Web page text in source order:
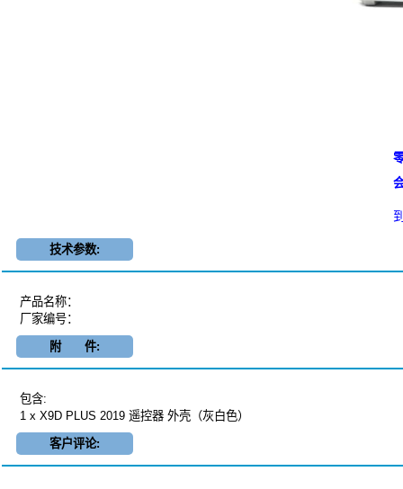
技术参数:
产品名称：
厂家编号：
附 件:
包含:
1 x X9D PLUS 2019 遥控器 外壳（灰白色）
客户评论: